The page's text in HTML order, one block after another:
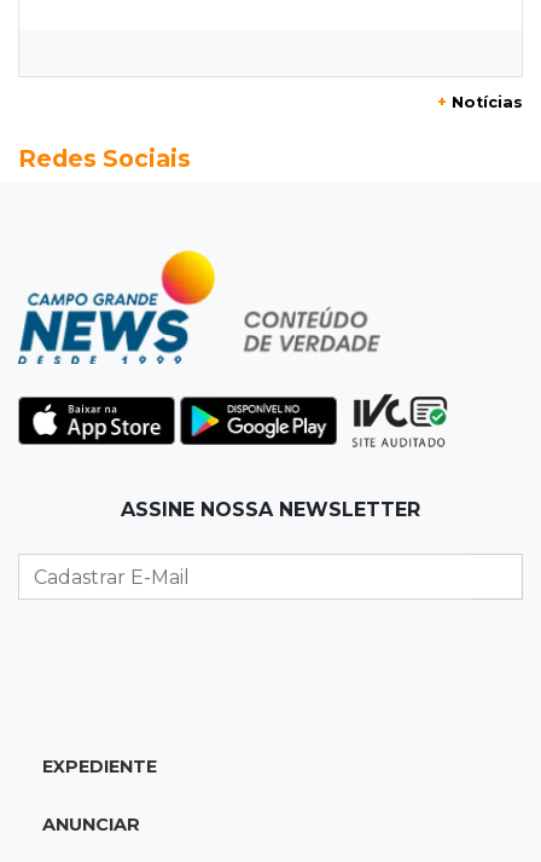
na Mega-Sena
22:29Estrutura
Emagrecedores
MS lidera procura digital por canetas
paraguaias sem registro
21:41Nova Alvorada do Sul
Granizo danifica telhados e plantações
Inter perde para o Corinthians mas avança às
quartas da Copa do Brasil
Foragido por roubo morre baleado em
+ Notícias
Redes Sociais
ASSINE NOSSA NEWSLETTER
EXPEDIENTE
ANUNCIAR